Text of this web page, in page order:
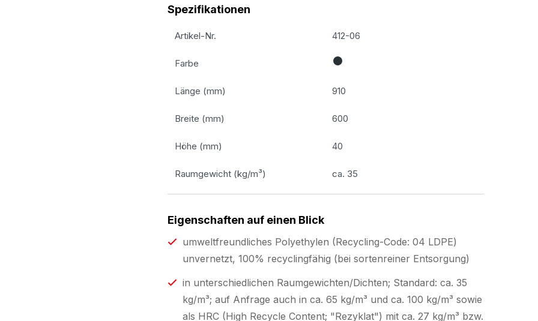
Spezifikationen
Artikel-Nr. 412-06
Farbe
Länge (mm) 910
Breite (mm) 600
Höhe (mm) 40
Raumgewicht (kg/m³) ca. 35
Eigenschaften auf einen Blick
umweltfreundliches Polyethylen (Recycling-Code: 04 LDPE)
unvernetzt, 100% recyclingfähig (bei sortenreiner Entsorgung)
in unterschiedlichen Raumgewichten/Dichten; Standard: ca. 35
kg/m³; auf Anfrage auch in ca. 65 kg/m³ und ca. 100 kg/m³ sowie
als HRC (High Recycle Content; "Rezyklat") mit ca. 27 kg/m³ bzw.